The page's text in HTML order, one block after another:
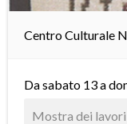
Centro Culturale
Da sabato 13 a
Mostra dei lavori